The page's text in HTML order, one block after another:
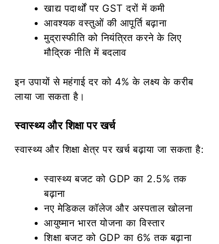
खाद्य पदार्थों पर GST दरों में कमी
आवश्यक वस्तुओं की आपूर्ति बढ़ाना
मुद्रास्फीति को नियंत्रित करने के लिए
मौद्रिक नीति में बदलाव
इन उपायों से महंगाई दर को 4% के लक्ष्य के करीब
लाया जा सकता है।
स्वास्थ्य और शिक्षा पर खर्च
स्वास्थ्य और शिक्षा क्षेत्र पर खर्च बढ़ाया जा सकता है:
स्वास्थ्य बजट को GDP का 2.5% तक
बढ़ाना
नए मेडिकल कॉलेज और अस्पताल खोलना
आयुष्मान भारत योजना का विस्तार
शिक्षा बजट को GDP का 6% तक बढ़ाना